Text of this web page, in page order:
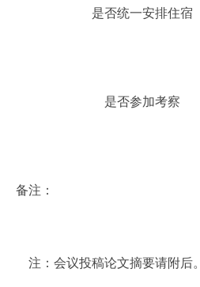
是否统一安排住宿
是否参加考察
备注：
注：会议投稿论文摘要请附后。